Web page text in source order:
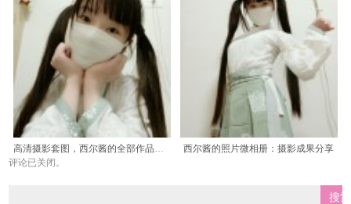
高清摄影套图，西尔酱的全部作品免费送达
西尔酱的照片微相册：摄影成果分享
评论已关闭。